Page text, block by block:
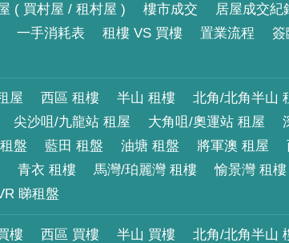
( 買村屋 / 租村屋 ) 樓市成交 居屋成交紀
一手消耗表 租樓 VS 買樓 置業流程 簽
屋 西區 租樓 半山 租樓 北角/北角半山
尖沙咀/九龍站 租屋 大角咀/奧運站 租屋
盤 藍田 租盤 油塘 租盤 將軍澳 租屋
青衣 租樓 馬灣/珀麗灣 租樓 愉景灣 租樓
睇租盤
樓 西區 買樓 半山 買樓 北角/北角半山